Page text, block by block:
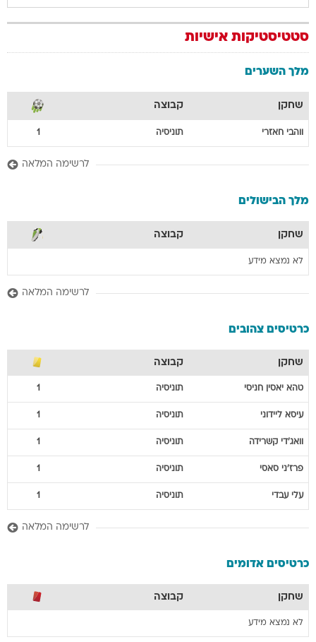
סטטיסטיקות אישיות
מלך השערים
שחקן קבוצה
ווהבי חאזרי תוניסיה 1
לרשימה המלאה
מלך הבישולים
שחקן קבוצה
לא נמצא מידע
לרשימה המלאה
כרטיסים צהובים
שחקן קבוצה
טהא יאסין חניסי תוניסיה 1
עיסא ליידוני תוניסיה 1
וואג'די קשרידה תוניסיה 1
פרז'ני סאסי תוניסיה 1
עלי עבדי תוניסיה 1
לרשימה המלאה
כרטיסים אדומים
שחקן קבוצה
לא נמצא מידע